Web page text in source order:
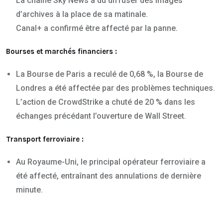
d’archives à la place de sa matinale.
Canal+ a confirmé être affecté par la panne.
Bourses et marchés financiers :
La Bourse de Paris a reculé de 0,68 %, la Bourse de
Londres a été affectée par des problèmes techniques.
L’action de CrowdStrike a chuté de 20 % dans les
échanges précédant l’ouverture de Wall Street.
Transport ferroviaire :
Au Royaume-Uni, le principal opérateur ferroviaire a
été affecté, entraînant des annulations de dernière
minute.